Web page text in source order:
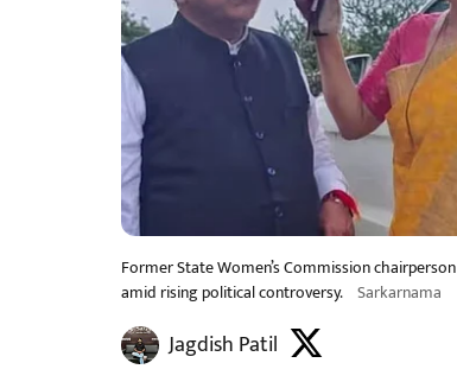
Former State Women’s Commission
amid rising political controversy. Sarkarnama
Jagdish Patil